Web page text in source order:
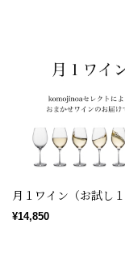
月１ワイン（お試し１
¥14,850